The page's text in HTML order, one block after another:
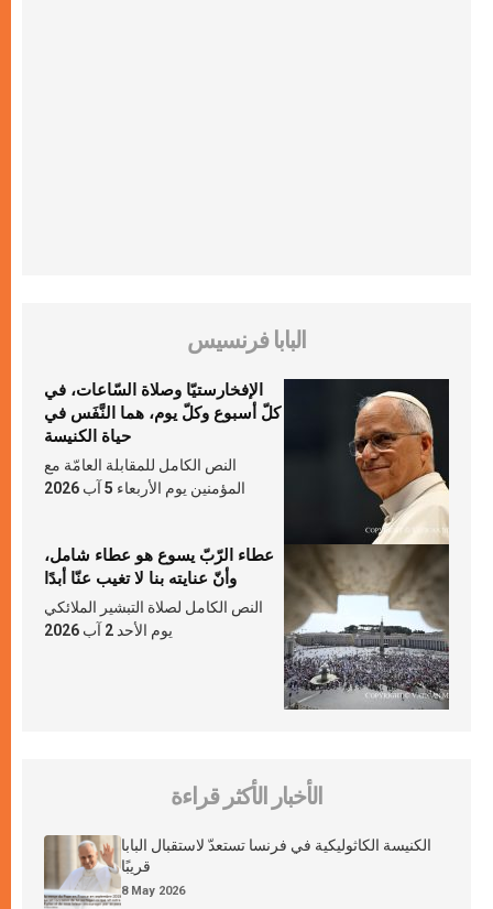
البابا فرنسيس
الإفخارستيّا وصلاة السّاعات، في
كلّ أسبوع وكلّ يوم، هما النَّفَس في
حياة الكنيسة
النص الكامل للمقابلة العامّة مع
المؤمنين يوم الأربعاء 5 آب 2026
عطاء الرّبّ يسوع هو عطاء شامل،
وأنّ عنايته بنا لا تغيب عنّا أبدًا
النص الكامل لصلاة التبشير الملائكي
يوم الأحد 2 آب 2026
الأخبار الأكثر قراءة
الكنيسة الكاثوليكية في فرنسا تستعدّ لاستقبال البابا
قريبًا
8 May 2026